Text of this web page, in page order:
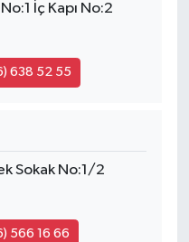
İç Kapı No:2
638 52 55
Sokak No:1/2
566 16 66